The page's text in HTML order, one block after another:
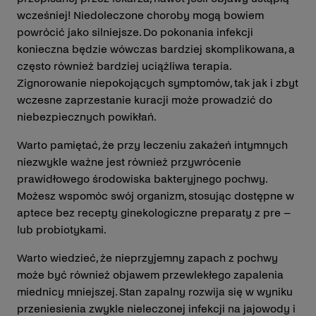
wcześniej! Niedoleczone choroby mogą bowiem
powrócić jako silniejsze. Do pokonania infekcji
konieczna będzie wówczas bardziej skomplikowana, a
często również bardziej uciążliwa terapia.
Zignorowanie niepokojących symptomów, tak jak i zbyt
wczesne zaprzestanie kuracji może prowadzić do
niebezpiecznych powikłań.
Warto pamiętać, że przy leczeniu zakażeń intymnych
niezwykle ważne jest również przywrócenie
prawidłowego środowiska bakteryjnego pochwy.
Możesz wspomóc swój organizm, stosując dostępne w
aptece bez recepty ginekologiczne preparaty z pre –
lub probiotykami.
Warto wiedzieć, że nieprzyjemny zapach z pochwy
może być również objawem przewlekłego zapalenia
miednicy mniejszej. Stan zapalny rozwija się w wyniku
przeniesienia zwykle nieleczonej infekcji na jajowody i